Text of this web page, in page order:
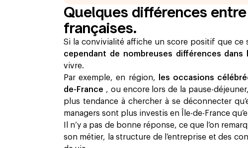
Quelques différences
françaises.
Si la convivialité affiche un score positif que ce
cependant de nombreuses différences dans
vivre.
Par exemple, en région,
les occasions
de-France , ou encore lors de la pause-
plus tendance à chercher à se déconnecter
managers sont plus investis en Île-de-France
Il n’y a pas de bonne réponse, ce que l’on
son métier, la structure de l’entreprise et des